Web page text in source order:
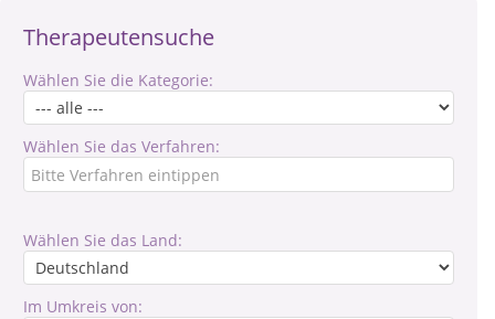
Therapeutensuche
Wählen Sie die Kategorie:
Wählen Sie das Verfahren:
Wählen Sie das Land:
Im Umkreis von: